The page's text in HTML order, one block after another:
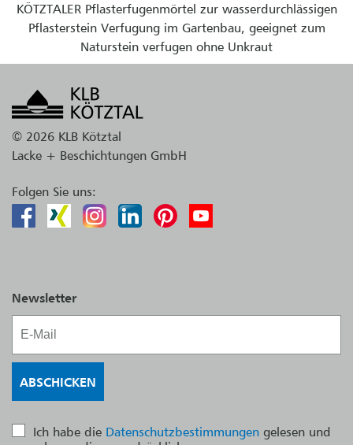
KÖTZTALER Pflasterfugenmörtel zur wasserdurchlässigen
Pflasterstein Verfugung im Gartenbau, geeignet zum
Naturstein verfugen ohne Unkraut
© 2026 KLB Kötztal
Lacke + Beschichtungen GmbH
Folgen Sie uns:
Newsletter
Ich habe die Datenschutzbestimmungen gelesen und